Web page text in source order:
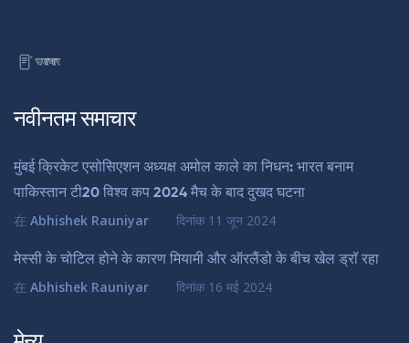
नवीनतम समाचार
मुंबई क्रिकेट एसोसिएशन अध्यक्ष अमोल काले का निधन: भारत बनाम
पाकिस्तान टी20 विश्व कप 2024 मैच के बाद दुखद घटना
在 Abhishek Rauniyar दिनांक 11 जून 2024
मेस्सी के चोटिल होने के कारण मियामी और ऑरलैंडो के बीच खेल ड्रॉ रहा
在 Abhishek Rauniyar दिनांक 16 मई 2024